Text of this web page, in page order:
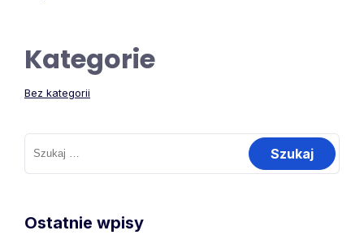
Kategorie
Bez kategorii
Szukaj:
Ostatnie wpisy